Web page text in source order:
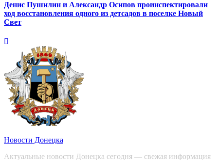
Денис Пушилин и Александр Осипов проинспектировали
ход восстановления одного из детсадов в поселке Новый
Свет
Новости Донецка
Актуальные новости Донецка сегодня — свежая информация